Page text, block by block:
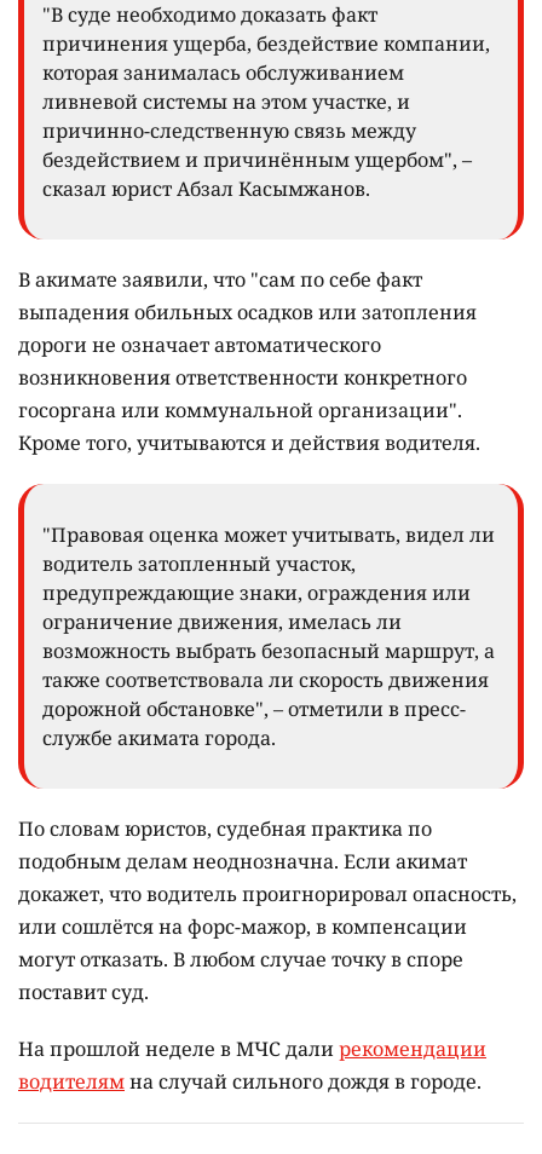
"В суде необходимо доказать факт
причинения ущерба, бездействие компании,
которая занималась обслуживанием
ливневой системы на этом участке, и
причинно-следственную связь между
бездействием и причинённым ущербом", –
сказал юрист Абзал Касымжанов.
В акимате заявили, что "сам по себе факт
выпадения обильных осадков или затопления
дороги не означает автоматического
возникновения ответственности конкретного
госоргана или коммунальной организации".
Кроме того, учитываются и действия водителя.
"Правовая оценка может учитывать, видел ли
водитель затопленный участок,
предупреждающие знаки, ограждения или
ограничение движения, имелась ли
возможность выбрать безопасный маршрут, а
также соответствовала ли скорость движения
дорожной обстановке", – отметили в пресс-
службе акимата города.
По словам юристов, судебная практика по
подобным делам неоднозначна. Если акимат
докажет, что водитель проигнорировал опасность,
или сошлётся на форс-мажор, в компенсации
могут отказать. В любом случае точку в споре
поставит суд.
На прошлой неделе в МЧС далирекомендации
водителямна случай сильного дождя в городе.